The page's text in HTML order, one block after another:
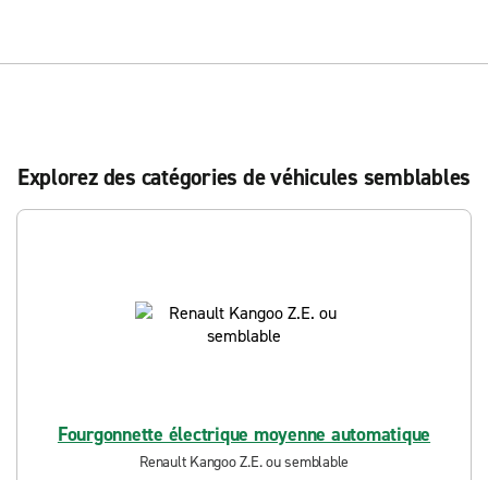
Explorez des catégories de véhicules semblables
Fourgonnette électrique moyenne automatique
Renault Kangoo Z.E. ou semblable